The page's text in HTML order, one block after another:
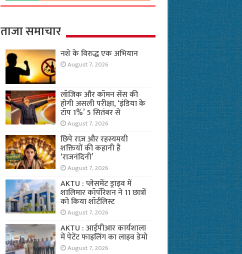
ताजा समाचार
नशे के विरुद्ध एक अभियान
August 7, 2026
लॉजिक और कॉमन सेंस की
होगी असली परीक्षा, ‘इंडिया के
टॉप 1%’ 5 सितंबर से
August 7, 2026
छिपे राज़ और रहस्यमयी
शक्तियों की कहानी है
‘राजनंदिनी’
August 7, 2026
AKTU : प्लेसमेंट ड्राइव में
शालिमार कॉर्पोरेशन ने 11 छात्रों
को किया शॉर्टलिस्ट
August 7, 2026
AKTU : आईपीआर कार्यशाला
में पेटेंट फाइलिंग का लाइव डेमो
August 7, 2026